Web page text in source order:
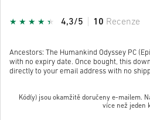
4,3/5 10 Recenze
Ancestors: The Humankind Odyssey PC
with no expiry date. Once bought, this
directly to your email address with no
Kód(y) jsou okamžitě doručeny e-mailem.
více než jeden